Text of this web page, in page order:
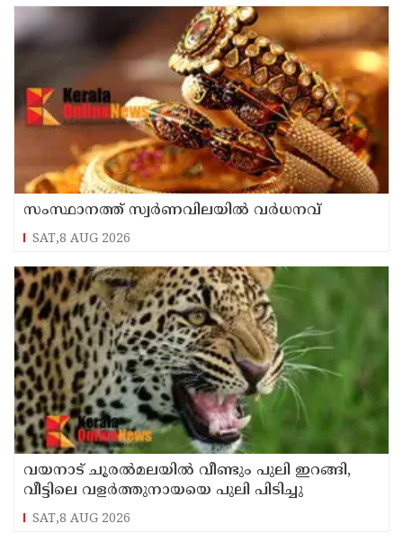
സംസ്ഥാനത്ത് സ്വർണവിലയിൽ വർധനവ്
SAT,8 AUG 2026
വയനാട് ചൂരൽമലയിൽ വീണ്ടും പുലി ഇറങ്ങി,
വീട്ടിലെ വളർത്തുനായയെ പുലി പിടിച്ചു
SAT,8 AUG 2026